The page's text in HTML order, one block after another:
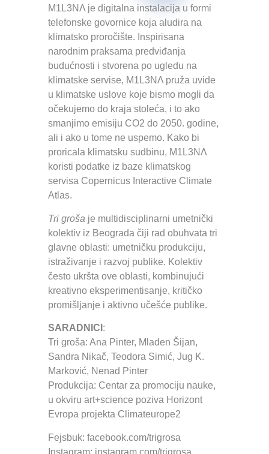
M1L3NΛ je digitalna instalacija u formi
telefonske govornice koja aludira na
klimatsko proročište. Inspirisana
narodnim praksama predviđanja
budućnosti i stvorena po ugledu na
klimatske servise, M1L3NΛ pruža uvide
u klimatske uslove koje bismo mogli da
očekujemo do kraja stoleća, i to ako
smanjimo emisiju CO2 do 2050. godine,
ali i ako u tome ne uspemo. Kako bi
proricala klimatsku sudbinu, M1L3NΛ
koristi podatke iz baze klimatskog
servisa Copernicus Interactive Climate
Atlas.
Tri groša je multidisciplinarni umetnički
kolektiv iz Beograda čiji rad obuhvata tri
glavne oblasti: umetničku produkciju,
istraživanje i razvoj publike. Kolektiv
često ukršta ove oblasti, kombinujući
kreativno eksperimentisanje, kritičko
promišljanje i aktivno učešće publike.
SARADNICI :
Tri groša: Ana Pinter, Mladen Šijan,
Sandra Nikač, Teodora Simić, Jug K.
Marković, Nenad Pinter
Produkcija: Centar za promociju nauke,
u okviru art+science poziva Horizont
Evropa projekta Climateurope2
Fejsbuk: facebook.com/trigrosa
Instagram: instagram.com/trigrosa